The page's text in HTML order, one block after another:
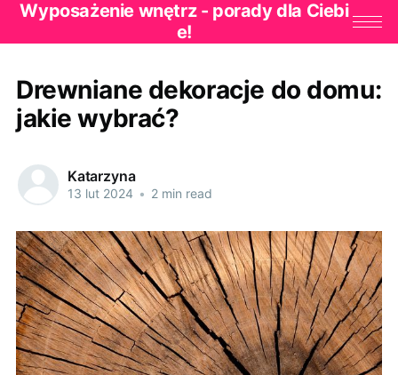
Wyposażenie wnętrz - porady dla Ciebi
e!
Drewniane dekoracje do domu:
jakie wybrać?
Katarzyna
13 lut 2024 • 2 min read